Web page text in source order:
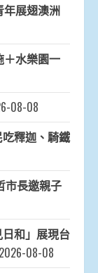
年展翅澳洲
＋水樂園一
08-08
釋迦、騎鐵
長邀親子
和」展現台
2026-08-08